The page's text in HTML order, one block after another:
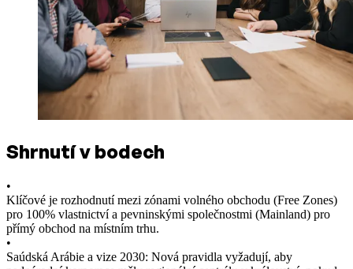
Shrnutí v bodech
•
Klíčové je rozhodnutí mezi zónami volného obchodu (Free Zones)
pro 100% vlastnictví a pevninskými společnostmi (Mainland) pro
přímý obchod na místním trhu.
•
Saúdská Arábie a vize 2030: Nová pravidla vyžadují, aby